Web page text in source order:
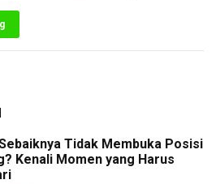
Tidak Membuka Posisi
Kenali Momen yang Harus